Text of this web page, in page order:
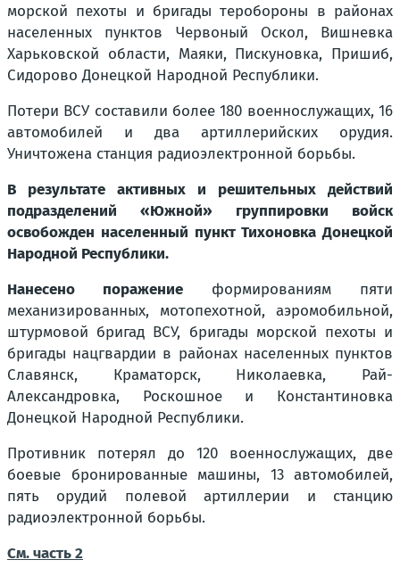
морской пехоты и бригады теробороны в районах
населенных пунктов Червоный Оскол, Вишневка
Харьковской области, Маяки, Пискуновка, Пришиб,
Сидорово Донецкой Народной Республики.
Потери ВСУ составили более 180 военнослужащих, 16
автомобилей и два артиллерийских орудия.
Уничтожена станция радиоэлектронной борьбы.
В результате активных и решительных действий
подразделений «Южной» группировки войск
освобожден населенный пункт Тихоновка Донецкой
Народной Республики.
Нанесено поражение формированиям пяти
механизированных, мотопехотной, аэромобильной,
штурмовой бригад ВСУ, бригады морской пехоты и
бригады нацгвардии в районах населенных пунктов
Славянск, Краматорск, Николаевка, Рай-
Александровка, Роскошное и Константиновка
Донецкой Народной Республики.
Противник потерял до 120 военнослужащих, две
боевые бронированные машины, 13 автомобилей,
пять орудий полевой артиллерии и станцию
радиоэлектронной борьбы.
См. часть 2